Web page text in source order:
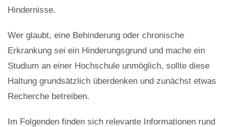
Hindernisse.
Wer glaubt, eine Behinderung oder chronische
Erkrankung sei ein Hinderungsgrund und mache ein
Studium an einer Hochschule unmöglich, sollte diese
Haltung grundsätzlich überdenken und zunächst etwas
Recherche betreiben.
Im Folgenden finden sich relevante Informationen rund